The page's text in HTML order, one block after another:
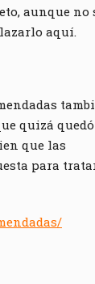
aunque no
aquí.
quizá
que las
para